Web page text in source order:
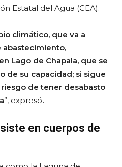
Estatal del Agua (CEA).
climático, que va a
Lago de Chapala, que se
de su capacidad; si sigue
de tener desabasto
”, expresó.
en cuerpos de